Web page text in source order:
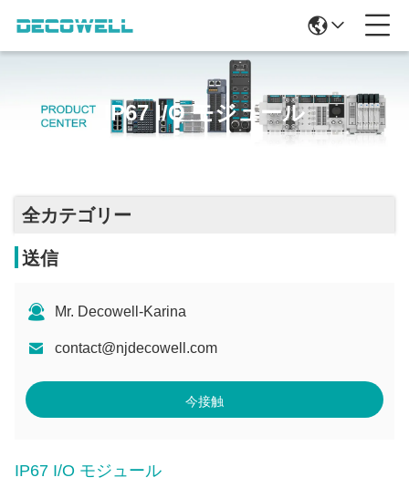
IP67 I/O モジュール
全カテゴリー
送信
Mr. Decowell-Karina
contact@njdecowell.com
今接触
IP67 I/O モジュール